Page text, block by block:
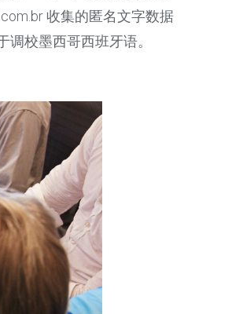
收集的匿名文字数据
校墨西哥西班牙语。